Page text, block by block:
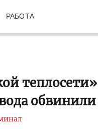
РАБОТА